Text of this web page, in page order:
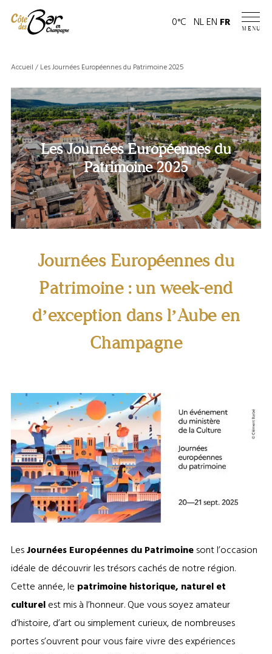
0°C Page
NLEN FR MENU
Accueil / Les Journées Européennes du Patrimoine 2025
Les Journées Européennes du
Patrimoine 2025
Journées Européennes du
Patrimoine : un week-end
d’exception dans l’Aube en
Champagne
LesJournées Européennes du Patrimoinesont l’occasion
idéale de découvrir les trésors cachés de notre région.
Cette année, le patrimoinehistorique, naturel et
culturelest mis à l’honneur. Que vous soyez amateur
d’histoire, d’art ou simplement curieux, de nombreuses
portes s’ouvrent pour vous faire vivre des expériences
Panneau de gestion des cookies